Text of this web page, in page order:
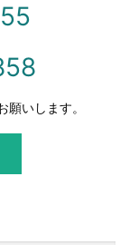
いします。